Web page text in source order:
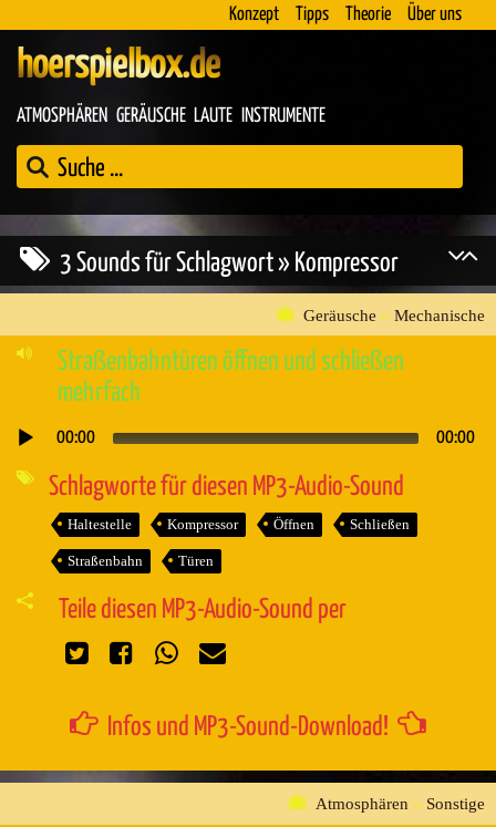
Konzept Tipps Theorie Über uns
hoerspielbox.de
ATMOSPHÄREN GERÄUSCHE LAUTE INSTRUMENTE
3 Sounds für Schlagwort » Kompressor
Geräusche » Mechanische
Straßenbahntüren öffnen und schließen
mehrfach
Audio-
00:00 00:00
Schlagworte für diesen MP3-Audio-Sound
Haltestelle Kompressor Öffnen Schließen
Straßenbahn Türen
Teile diesen MP3-Audio-Sound per
Infos und MP3-Sound-Download!
Atmosphären » Sonstige